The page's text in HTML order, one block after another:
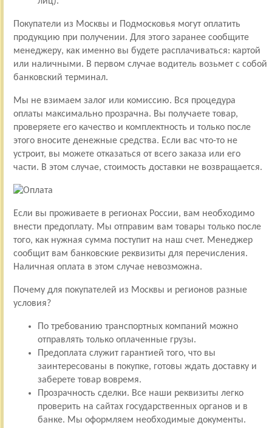
Покупатели из Москвы и Подмосковья могут оплатить
продукцию при получении. Для этого заранее сообщите
менеджеру, как именно вы будете расплачиваться: картой
или наличными. В первом случае водитель возьмет с собой
банковский терминал.
Мы не взимаем залог или комиссию. Вся процедура
оплаты максимально прозрачна. Вы получаете товар,
проверяете его качество и комплектность и только после
этого вносите денежные средства. Если вас что-то не
устроит, вы можете отказаться от всего заказа или его
части. В этом случае, стоимость доставки не возвращается.
Если вы проживаете в регионах России, вам необходимо
внести предоплату. Мы отправим вам товары только после
того, как нужная сумма поступит на наш счет. Менеджер
сообщит вам банковские реквизиты для перечисления.
Наличная оплата в этом случае невозможна.
Почему для покупателей из Москвы и регионов разные
условия?
По требованию транспортных компаний можно
отправлять только оплаченные грузы.
Предоплата служит гарантией того, что вы
заинтересованы в покупке, готовы ждать доставку и
заберете товар вовремя.
Прозрачность сделки. Все наши реквизиты легко
проверить на сайтах государственных органов и в
банке. Мы оформляем необходимые документы.